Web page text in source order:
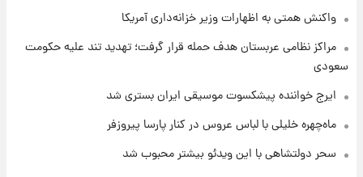
+جدول
واکنش همتی به اظهارات وزیر خزانه‌داری آمریکا
مراکز نظامی عربستان هدف حمله قرار گرفت؛ تهدید تند علیه حکومت
سعودی
ایرج خواننده پیشکسوت موسیقی ایران بستری شد
ماه‌چهره خلیلی با لباس عروس در کنار پارسا پیروزفر
سحر دولتشاهی با این ویدئو بیشتر محبوب شد